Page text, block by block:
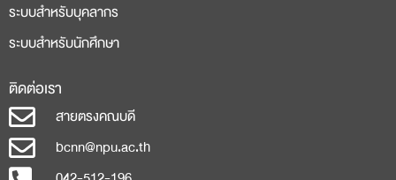
ระบบสำหรับบุคลากร
ระบบสำหรับนักศึกษา
ติดต่อเรา
สายตรงคณบดี
bcnn@npu.ac.th